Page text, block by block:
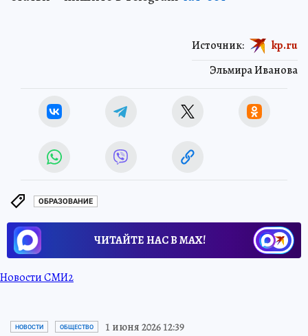
Эльмира Иванова
Источник: kp.ru
ОБРАЗОВАНИЕ
ЧИТАЙТЕ НАС В МАХ!
Новости СМИ2
НОВОСТИ ОБЩЕСТВО 1 июня 2026 12:39